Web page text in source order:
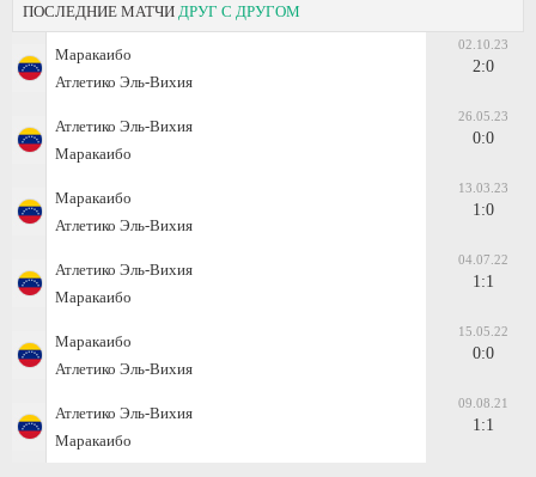
ПОСЛЕДНИЕ МАТЧИ ДРУГ С ДРУГОМ
Маракаибо
Атлетико Эль-Вихия
02.10.23
2:0
Атлетико Эль-Вихия
Маракаибо
26.05.23
0:0
Маракаибо
Атлетико Эль-Вихия
13.03.23
1:0
Атлетико Эль-Вихия
Маракаибо
04.07.22
1:1
Маракаибо
Атлетико Эль-Вихия
15.05.22
0:0
Атлетико Эль-Вихия
Маракаибо
09.08.21
1:1